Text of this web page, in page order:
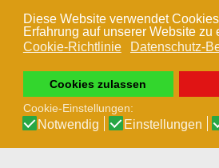
Diese Website verwendet
Erfahrung auf unserer Website zu
Cookie-Richtlinie
Datenschutz-
Cookies zulassen
Cookie-Einstellungen:
Notwendig Einstellungen
Zum Hauptinhalt springen